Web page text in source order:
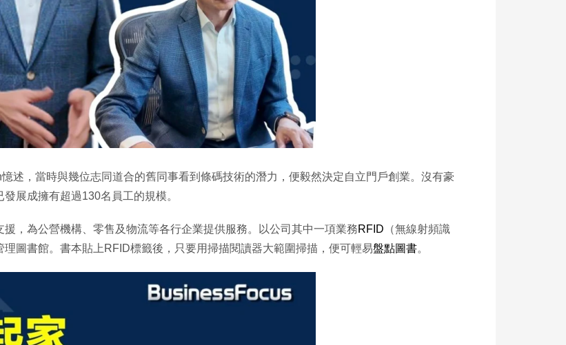
述，當時與幾位志同道合的舊同事看到條碼技術的潛力，便毅然決定自立門戶創業。沒有豪
展成擁有超過130名員工的規模。
，為公營機構、零售及物流等各行企業提供服務。以公司其中一項業務RFID （無線射頻識
圖書館。書本貼上RFID標籤後，只要用掃描閱讀器大範圍掃描，便可輕易盤點圖書。